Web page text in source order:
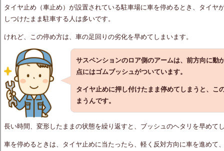
タイヤ止め（車止め）が設置されている駐車場に車を停めるとき、タイヤ
しつけたまま駐車する人は多いです。
けれど、この停め方は、車の足回りの劣化を早めてしまいます。
サスペンションのロア側のアームは、前方向に動
点にはゴムブッシュがついています。
タイヤ止めに押し付けたまま停めてしまうと、こ
まうんです。
長い時間、変形したままの状態を繰り返すと、ブッシュのヘタリを早めて
車を停めるときは、タイヤ止めに当たったら、軽く反対方向に車を進めて